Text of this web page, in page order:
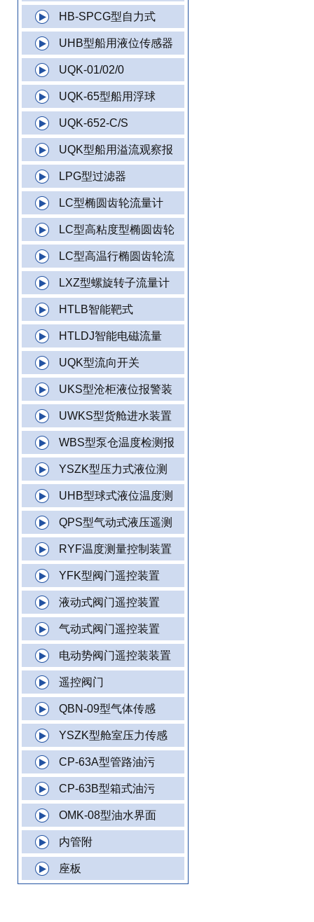
HB-SPCG型自力式
UHB型船用液位传感器
UQK-01/02/0
UQK-65型船用浮球
UQK-652-C/S
UQK型船用溢流观察报
LPG型过滤器
LC型椭圆齿轮流量计
LC型高粘度型椭圆齿轮
LC型高温行椭圆齿轮流
LXZ型螺旋转子流量计
HTLB智能靶式
HTLDJ智能电磁流量
UQK型流向开关
UKS型沧柜液位报警装
UWKS型货舱进水装置
WBS型泵仓温度检测报
YSZK型压力式液位测
UHB型球式液位温度测
QPS型气动式液压遥测
RYF温度测量控制装置
YFK型阀门遥控装置
液动式阀门遥控装置
气动式阀门遥控装置
电动势阀门遥控装装置
遥控阀门
QBN-09型气体传感
YSZK型舱室压力传感
CP-63A型管路油污
CP-63B型箱式油污
OMK-08型油水界面
内管附
座板